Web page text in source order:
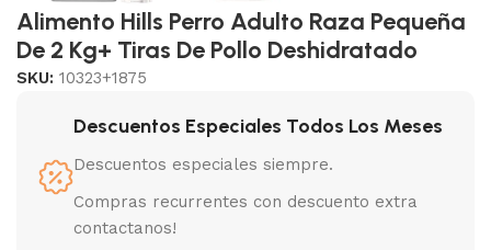
Alimento Hills Perro Adulto Raza Pequeña
De 2 Kg+ Tiras De Pollo Deshidratado
SKU: 10323+1875
Descuentos Especiales Todos Los Meses
Descuentos especiales siempre.
Compras recurrentes con descuento extra
contactanos!